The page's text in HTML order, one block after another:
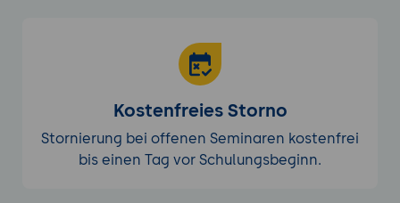
Kostenfreies Storno
Stornierung bei offenen Seminaren kostenfrei
bis einen Tag vor Schulungsbeginn.